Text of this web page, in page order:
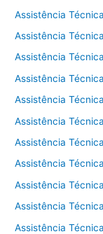
Assistência
Assistência
Assistência
Assistência
Assistência
Assistência
Assistência
Assistência
Assistência
Assistência
Assistência